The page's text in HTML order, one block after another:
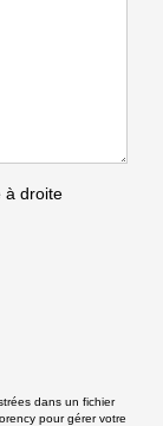
à droite
dans un fichier
pour gérer votre